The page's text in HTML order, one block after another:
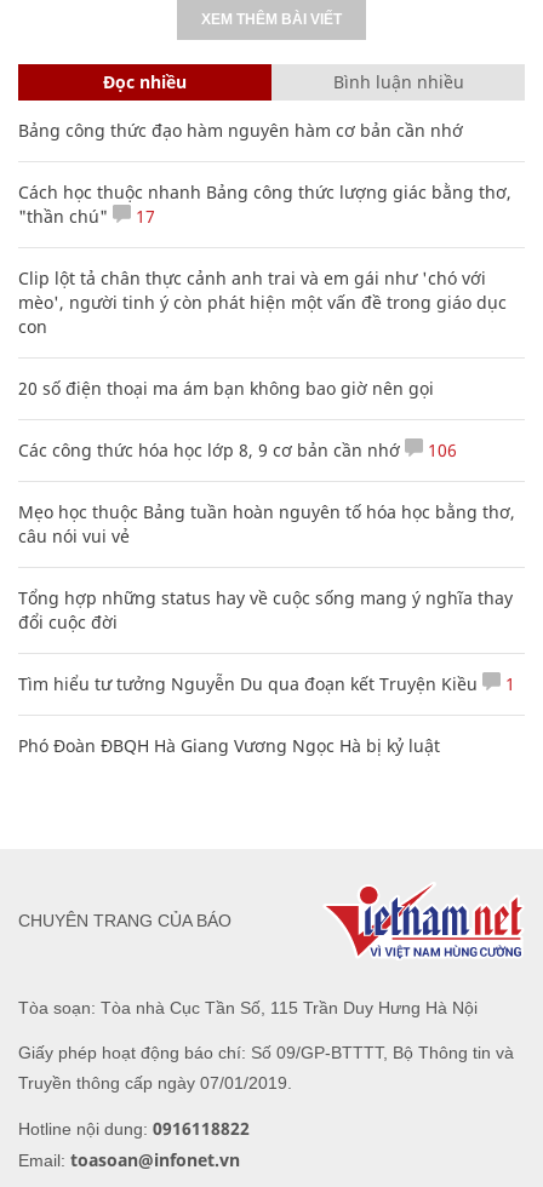
XEM THÊM BÀI VIẾT
Đọc nhiều Bình luận nhiều
Bảng công thức đạo hàm nguyên hàm cơ bản cần nhớ
Cách học thuộc nhanh Bảng công thức lượng giác bằng thơ,
"thần chú"
17
Clip lột tả chân thực cảnh anh trai và em gái như 'chó với
mèo', người tinh ý còn phát hiện một vấn đề trong giáo dục
con
20 số điện thoại ma ám bạn không bao giờ nên gọi
Các công thức hóa học lớp 8, 9 cơ bản cần nhớ 106
Mẹo học thuộc Bảng tuần hoàn nguyên tố hóa học bằng thơ,
câu nói vui vẻ
Tổng hợp những status hay về cuộc sống mang ý nghĩa thay
đổi cuộc đời
Tìm hiểu tư tưởng Nguyễn Du qua đoạn kết Truyện Kiều 1
Phó Đoàn ĐBQH Hà Giang Vương Ngọc Hà bị kỷ luật
Tòa soạn: Tòa nhà Cục Tần Số, 115 Trần Duy Hưng Hà Nội
Giấy phép hoạt động báo chí: Số 09/GP-BTTTT, Bộ Thông tin và
Truyền thông cấp ngày 07/01/2019.
Hotline nội dung: 0916118822
Email: toasoan@infonet.vn
CHUYÊN TRANG CỦA BÁO